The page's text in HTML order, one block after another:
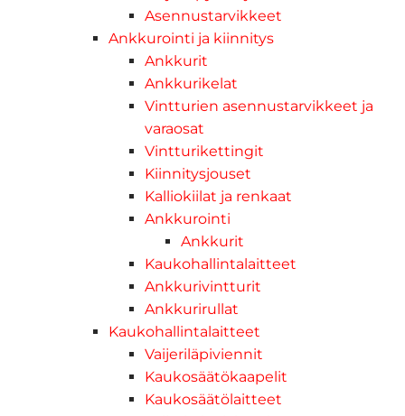
Asennustarvikkeet
Ankkurointi ja kiinnitys
Ankkurit
Ankkurikelat
Vintturien asennustarvikkeet ja
varaosat
Vintturikettingit
Kiinnitysjouset
Kalliokiilat ja renkaat
Ankkurointi
Ankkurit
Kaukohallintalaitteet
Ankkurivintturit
Ankkurirullat
Kaukohallintalaitteet
Vaijeriläpiviennit
Kaukosäätökaapelit
Kaukosäätölaitteet